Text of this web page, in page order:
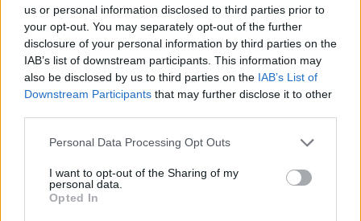
us or personal information disclosed to third parties prior to
your opt-out. You may separately opt-out of the further
disclosure of your personal information by third parties on the
IAB’s list of downstream participants. This information may
also be disclosed by us to third parties on the IAB’s List of
Downstream Participants that may further disclose it to other
Personal Data Processing Opt Outs
I want to opt-out of the Sharing of my
personal data.
Opted In